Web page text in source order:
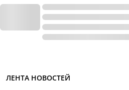
ЛЕНТА НОВОСТЕЙ